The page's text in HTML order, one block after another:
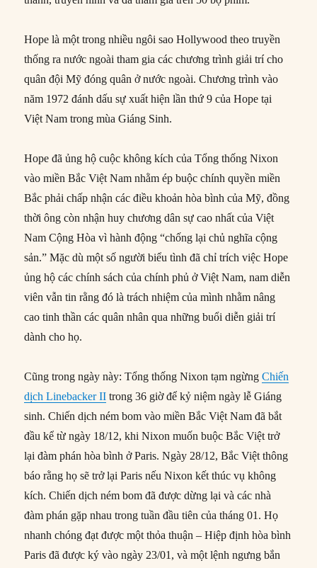
Hope là một trong nhiều ngôi sao Hollywood theo truyền
thống ra nước ngoài tham gia các chương trình giải trí cho
quân đội Mỹ đóng quân ở nước ngoài. Chương trình vào
năm 1972 đánh dấu sự xuất hiện lần thứ 9 của Hope tại
Việt Nam trong mùa Giáng Sinh.
Hope đã ủng hộ cuộc không kích của Tổng thống Nixon
vào miền Bắc Việt Nam nhằm ép buộc chính quyền miền
Bắc phải chấp nhận các điều khoản hòa bình của Mỹ, đồng
thời ông còn nhận huy chương dân sự cao nhất của Việt
Nam Cộng Hòa vì hành động “chống lại chủ nghĩa cộng
sản.” Mặc dù một số người biểu tình đã chỉ trích việc Hope
ủng hộ các chính sách của chính phủ ở Việt Nam, nam diễn
viên vẫn tin rằng đó là trách nhiệm của mình nhằm nâng
cao tinh thần các quân nhân qua những buổi diễn giải trí
dành cho họ.
Cũng trong ngày này: Tổng thống Nixon tạm ngừngChiến
dịch Linebacker II trong 36 giờ để kỷ niệm ngày lễ Giáng
sinh. Chiến dịch ném bom vào miền Bắc Việt Nam đã bắt
đầu kể từ ngày 18/12, khi Nixon muốn buộc Bắc Việt trở
lại đàm phán hòa bình ở Paris. Ngày 28/12, Bắc Việt thông
báo rằng họ sẽ trở lại Paris nếu Nixon kết thúc vụ không
kích. Chiến dịch ném bom đã được dừng lại và các nhà
đàm phán gặp nhau trong tuần đầu tiên của tháng 01. Họ
nhanh chóng đạt được một thỏa thuận – Hiệp định hòa bình
Paris đã được ký vào ngày 23/01, và một lệnh ngưng bắn